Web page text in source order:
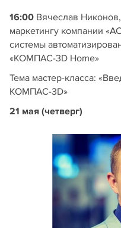
16:00 Вячеслав
маркетингу компании
системы
«КОМПАС-3D Home»
Тема мастер-класса:
КОМПАС-3D»
21 мая (четверг)